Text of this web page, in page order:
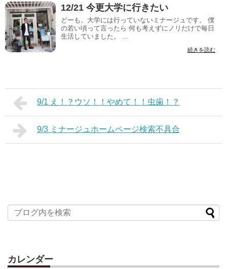
12/21 今更大学に行きたい
どーも。大学には行っていないミナージュです。 僕
の若い頃って言ったら 何も考えずにノリだけで毎日
生活していました。 ...
続きを読む
9/1 え！？ウソ！！やめて！！虫歯！？
9/3 ミナージュホームページ検索不具合
カレンダー